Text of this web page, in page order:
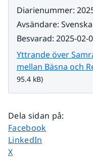
Diarienummer:
Avsändare:
Besvarad: 2025-02-
Yttrande över
mellan Bäsna och
95.4 kB)
Dela sidan på:
Dela sidan på
Facebook
Dela sidan på
LinkedIn
Dela sidan på
X